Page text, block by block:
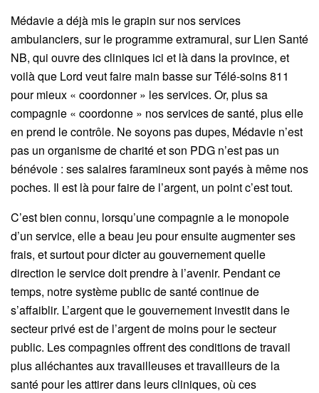
Médavie a déjà mis le grapin sur nos services
ambulanciers, sur le programme extramural, sur Lien Santé
NB, qui ouvre des cliniques ici et là dans la province, et
voilà que Lord veut faire main basse sur Télé-soins 811
pour mieux « coordonner » les services. Or, plus sa
compagnie « coordonne » nos services de santé, plus elle
en prend le contrôle. Ne soyons pas dupes, Médavie n’est
pas un organisme de charité et son PDG n’est pas un
bénévole : ses salaires faramineux sont payés à même nos
poches. Il est là pour faire de l’argent, un point c’est tout.
C’est bien connu, lorsqu’une compagnie a le monopole
d’un service, elle a beau jeu pour ensuite augmenter ses
frais, et surtout pour dicter au gouvernement quelle
direction le service doit prendre à l’avenir. Pendant ce
temps, notre système public de santé continue de
s’affaiblir. L’argent que le gouvernement investit dans le
secteur privé est de l’argent de moins pour le secteur
public. Les compagnies offrent des conditions de travail
plus alléchantes aux travailleuses et travailleurs de la
santé pour les attirer dans leurs cliniques, où ces